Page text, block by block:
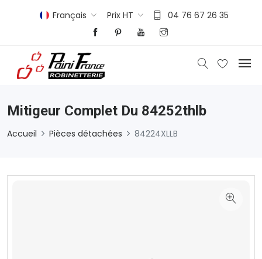
Français Prix HT 04 76 67 26 35
Mitigeur Complet Du 84252thlb
Accueil Pièces détachées 84224XLLB